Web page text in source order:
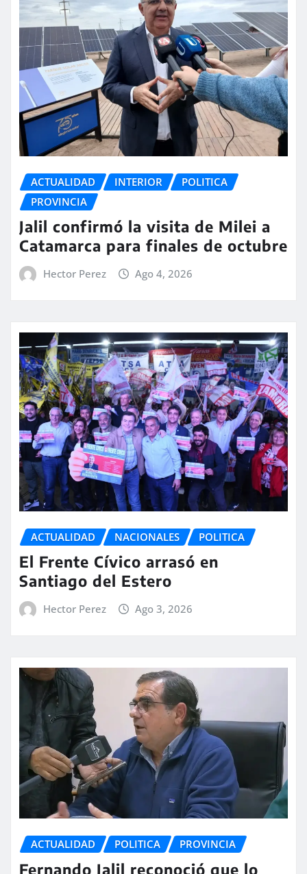
ACTUALIDAD INTERIOR
POLITICA
PROVINCIA
Jalil confirmó la visita de Milei a
Catamarca para finales de octubre
Hector Perez Ago 4, 2026
ACTUALIDAD NACIONALES POLITICA
El Frente Cívico arrasó en
Santiago del Estero
Hector Perez Ago 3, 2026
ACTUALIDAD POLITICA PROVINCIA
Fernando Jalil reconoció que lo